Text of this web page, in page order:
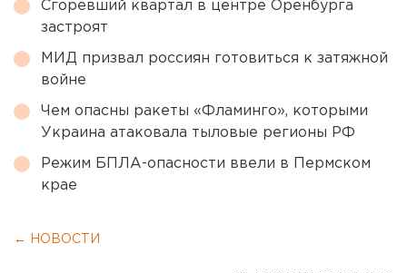
Сгоревший квартал в центре Оренбурга
застроят
МИД призвал россиян готовиться к затяжной
войне
Чем опасны ракеты «Фламинго», которыми
Украина атаковала тыловые регионы РФ
Режим БПЛА-опасности ввели в Пермском
крае
← НОВОСТИ